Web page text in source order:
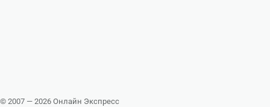
© 2007 — 2026 Онлайн Экспресс